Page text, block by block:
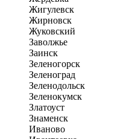
Жигулевск
Жирновск
Жуковский
Заволжье
Заинск
Зеленогорск
Зеленоград
Зеленодольск
Зеленокумск
Златоуст
Знаменск
Иваново